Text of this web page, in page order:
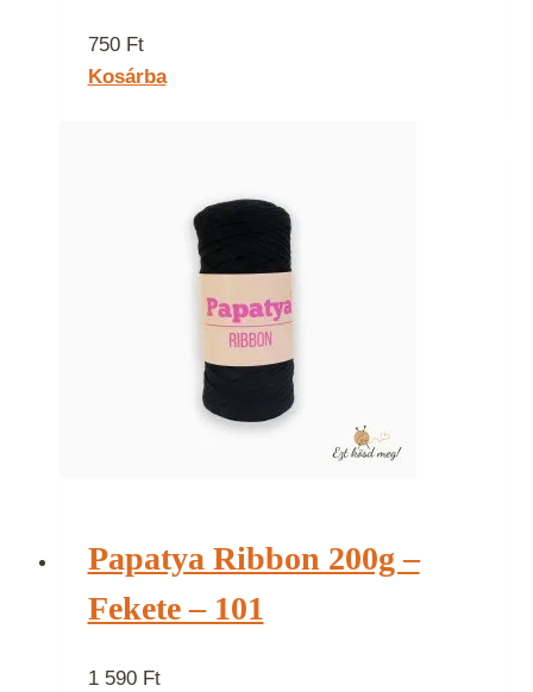
750 Ft
Kosárba
Papatya Ribbon 200g –
Fekete – 101
1 590 Ft